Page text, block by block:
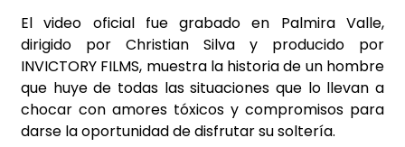
El video oficial fue grabado en Palmira Valle,
dirigido por Christian Silva y producido por
INVICTORY FILMS, muestra la historia de un hombre
que huye de todas las situaciones que lo llevan a
chocar con amores tóxicos y compromisos para
darse la oportunidad de disfrutar su soltería.